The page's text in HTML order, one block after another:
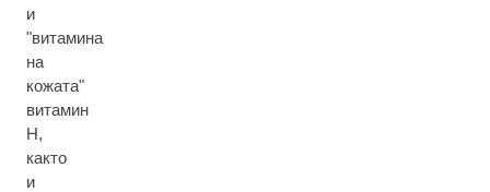
и
"витамина
на
кожата"
витамин
H,
както
и